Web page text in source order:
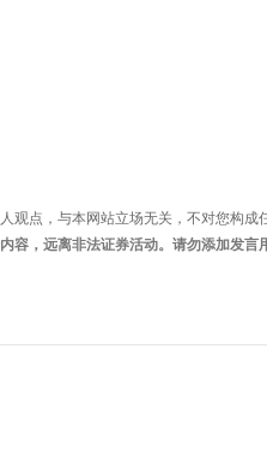
观点，与本网站立场无关，不对您构成
容，远离非法证券活动。请勿添加发言